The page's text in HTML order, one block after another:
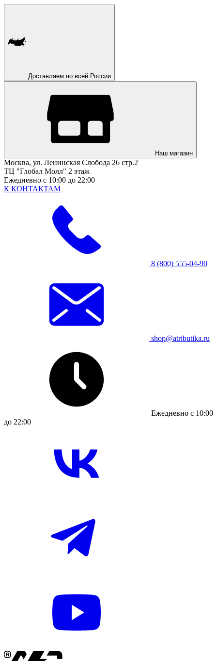
Доставляем по всей России
Наш магазин
Москва, ул. Ленинская Слобода 26 стр.2
ТЦ "Глобал Молл" 2 этаж
Ежедневно с 10:00 до 22:00
К КОНТАКТАМ
8 (800) 555-04-90
shop@atributika.ru
Ежедневно с 10:00
до 22:00